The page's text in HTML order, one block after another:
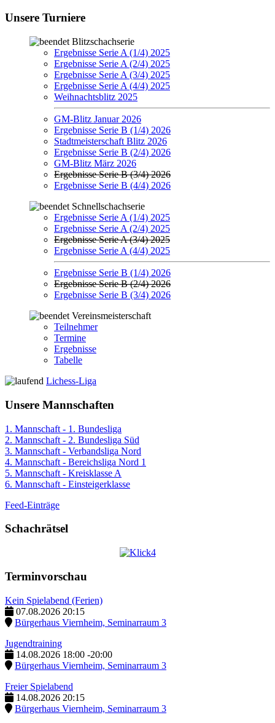
Unsere Turniere
Blitzschachserie
Ergebnisse Serie A (1/4) 2025
Ergebnisse Serie A (2/4) 2025
Ergebnisse Serie A (3/4) 2025
Ergebnisse Serie A (4/4) 2025
Weihnachtsblitz 2025
GM-Blitz Januar 2026
Ergebnisse Serie B (1/4) 2026
Stadtmeisterschaft Blitz 2026
Ergebnisse Serie B (2/4) 2026
GM-Blitz März 2026
Ergebnisse Serie B (3/4) 2026
Ergebnisse Serie B (4/4) 2026
Schnellschachserie
Ergebnisse Serie A (1/4) 2025
Ergebnisse Serie A (2/4) 2025
Ergebnisse Serie A (3/4) 2025
Ergebnisse Serie A (4/4) 2025
Ergebnisse Serie B (1/4) 2026
Ergebnisse Serie B (2/4) 2026
Ergebnisse Serie B (3/4) 2026
Vereinsmeisterschaft
Teilnehmer
Termine
Ergebnisse
Tabelle
Lichess-Liga
Unsere Mannschaften
1. Mannschaft - 1. Bundesliga
2. Mannschaft - 2. Bundesliga Süd
3. Mannschaft - Verbandsliga Nord
4. Mannschaft - Bereichsliga Nord 1
5. Mannschaft - Kreisklasse A
6. Mannschaft - Einsteigerklasse
Feed-Einträge
Schachrätsel
Terminvorschau
Kein Spielabend (Ferien)
07.08.2026 20:15
Bürgerhaus Viernheim, Seminarraum 3
Jugendtraining
14.08.2026 18:00 -20:00
Bürgerhaus Viernheim, Seminarraum 3
Freier Spielabend
14.08.2026 20:15
Bürgerhaus Viernheim, Seminarraum 3